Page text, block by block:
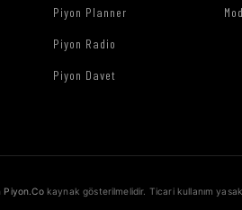
Piyon Planner
Piyon Radio
Piyon Davet
Piyon.Cokaynak gösterilmelidir. Ticari kullanım